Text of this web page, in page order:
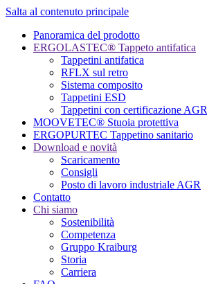
Salta al contenuto principale
Panoramica del prodotto
ERGOLASTEC® Tappeto antifatica
Tappetini antifatica
RFLX sul retro
Sistema composito
Tappetini ESD
Tappetini con certificazione AGR
MOOVETEC® Stuoia protettiva
ERGOPURTEC Tappetino sanitario
Download e novità
Scaricamento
Consigli
Posto di lavoro industriale AGR
Contatto
Chi siamo
Sostenibilità
Competenza
Gruppo Kraiburg
Storia
Carriera